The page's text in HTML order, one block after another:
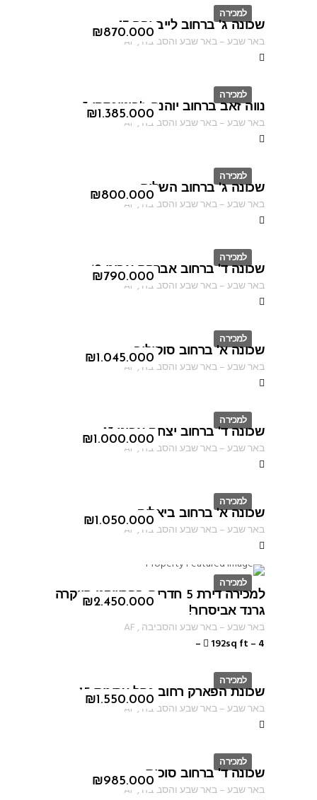
למכירה
ID
₪870.000
שכונה ג' ברחוב לייב יפה 17
באר שבע–באר שבע והסביבה ,
AF
למכירה
ID
₪1.385.000
נווה זאב ברחוב יוהנה ז'בוטינסקי 3
באר שבע–באר שבע והסביבה ,
AF
למכירה
ID
₪800.000
שכונה ג' ברחוב השלום
באר שבע–באר שבע והסביבה ,
AF
למכירה
ID
₪790.000
שכונה ד' ברחוב אברהם אבינו 49
באר שבע–באר שבע והסביבה ,
AF
למכירה
ID
₪1.045.000
שכונה א' ברחוב סוקולוב
באר שבע–באר שבע והסביבה ,
AF
למכירה
ID
₪1.000.000
שכונה ד' ברחוב יצחק אבינו 13
באר שבע–באר שבע והסביבה ,
AF
למכירה
ID
₪1.050.000
שכונה א' ברחוב ביאליק
באר שבע–באר שבע והסביבה ,
AF
למכירה
ID
₪2.450.000
למכירה דירת 5 חדרים בפרוייקט היוקרה
גרנד אביסרור!
באר שבע–באר שבע והסביבה ,
AF
192sq ft – 4
–
למכירה
ID
₪1.550.000
שכונת הפארק רחוב נחל ערוגות 15
באר שבע–באר שבע והסביבה ,
AF
למכירה
ID
₪985.000
שכונה ד' ברחוב סוכות
באר שבע–באר שבע והסביבה ,
AF